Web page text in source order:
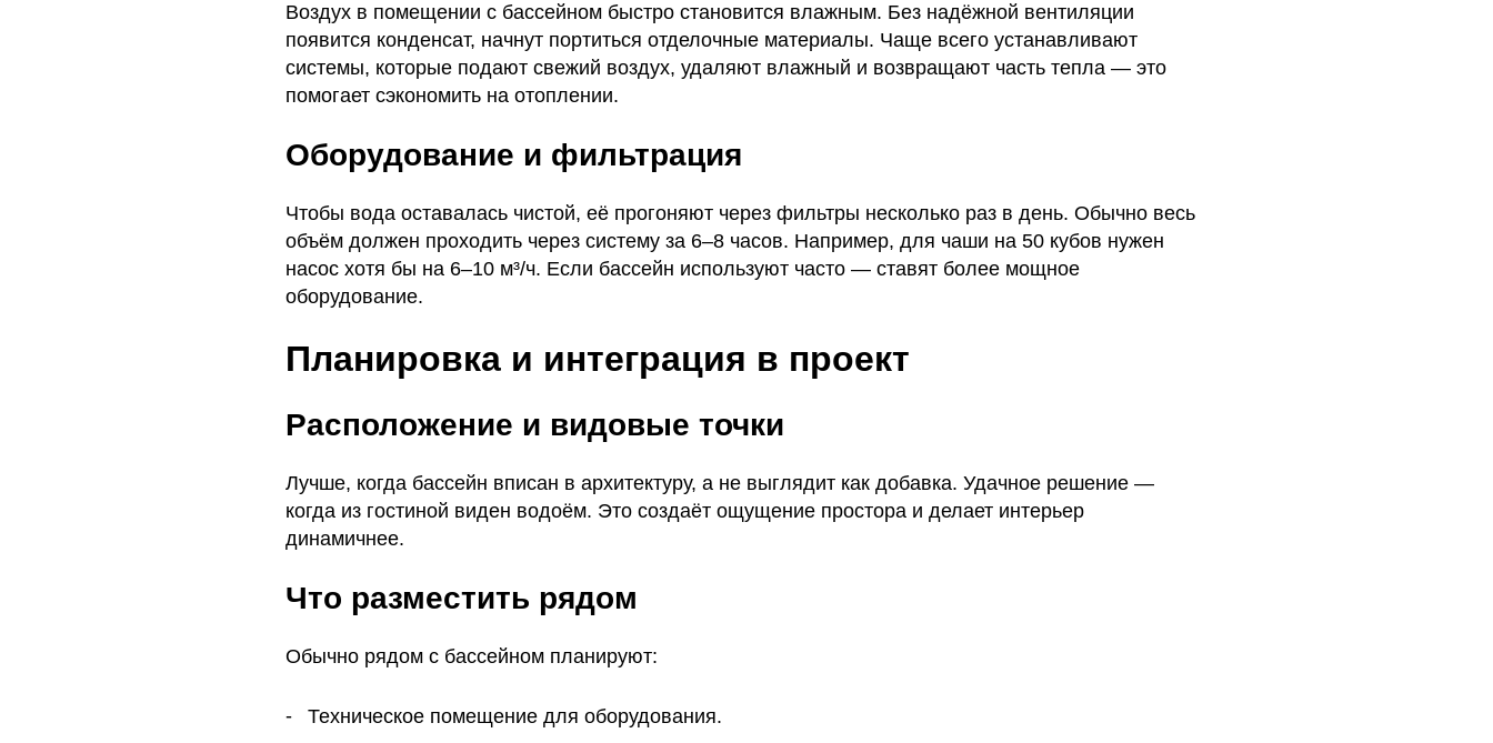
Воздух в помещении с бассейном быстро становится влажным. Без надёжной вентиляции
появится конденсат, начнут портиться отделочные материалы. Чаще всего устанавливают
системы, которые подают свежий воздух, удаляют влажный и возвращают часть тепла — это
помогает сэкономить на отоплении.
Оборудование и фильтрация
Чтобы вода оставалась чистой, её прогоняют через фильтры несколько раз в день. Обычно весь
объём должен проходить через систему за 6–8 часов. Например, для чаши на 50 кубов нужен
насос хотя бы на 6–10 м³/ч. Если бассейн используют часто — ставят более мощное
оборудование.
Планировка и интеграция в проект
Расположение и видовые точки
Лучше, когда бассейн вписан в архитектуру, а не выглядит как добавка. Удачное решение —
когда из гостиной виден водоём. Это создаёт ощущение простора и делает интерьер
динамичнее.
Что разместить рядом
Обычно рядом с бассейном планируют:
Техническое помещение для оборудования.